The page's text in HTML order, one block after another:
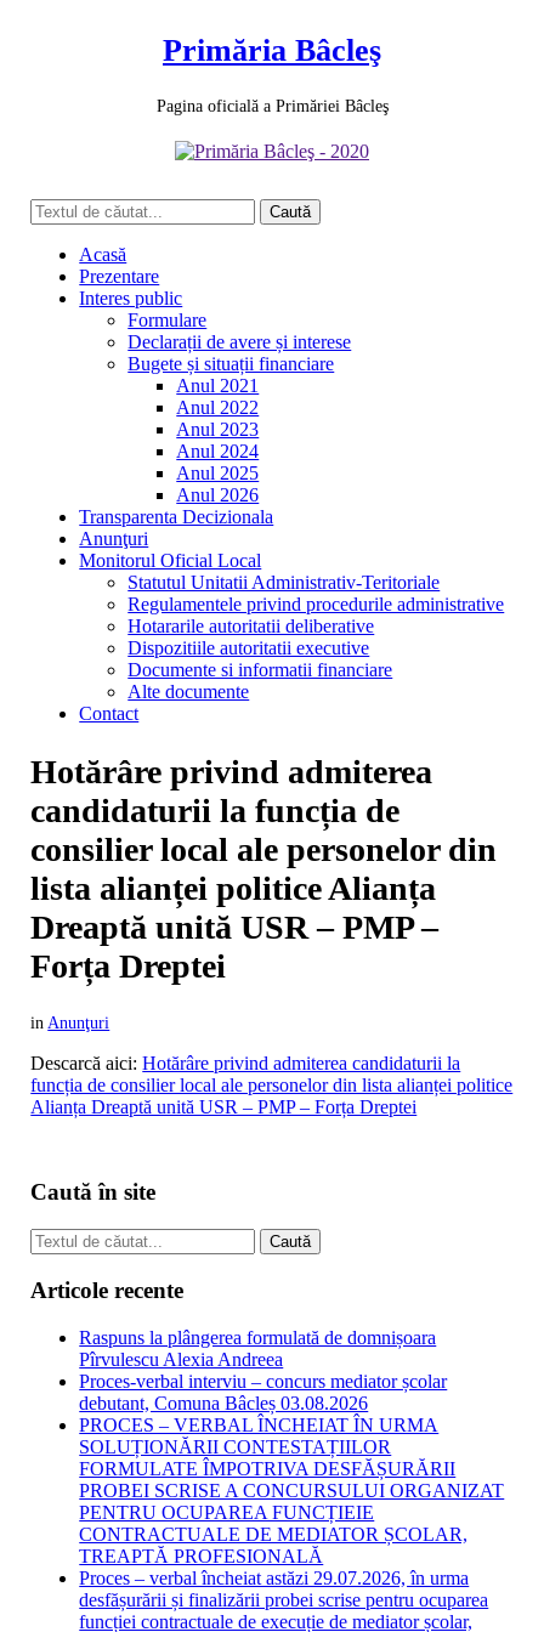
Primăria Bâcleş
Pagina oficială a Primăriei Bâcleş
Acasă
Prezentare
Interes public
Formulare
Declarații de avere și interese
Bugete și situații financiare
Anul 2021
Anul 2022
Anul 2023
Anul 2024
Anul 2025
Anul 2026
Transparenta Decizionala
Anunţuri
Monitorul Oficial Local
Statutul Unitatii Administrativ-Teritoriale
Regulamentele privind procedurile administrative
Hotararile autoritatii deliberative
Dispozitiile autoritatii executive
Documente si informatii financiare
Alte documente
Contact
Hotărâre privind admiterea
candidaturii la funcția de
consilier local ale personelor din
lista alianței politice Alianța
Dreaptă unită USR – PMP –
Forța Dreptei
inAnunţuri
Descarcă aici:Hotărâre privind admiterea candidaturii la
funcția de consilier local ale personelor din lista alianței politice
Alianța Dreaptă unită USR – PMP – Forța Dreptei
Caută în site
Articole recente
Raspuns la plângerea formulată de domnișoara
Pîrvulescu Alexia Andreea
Proces-verbal interviu – concurs mediator școlar
debutant, Comuna Bâcleș 03.08.2026
PROCES – VERBAL ÎNCHEIAT ÎN URMA
SOLUȚIONĂRII CONTESTAȚIILOR
FORMULATE ÎMPOTRIVA DESFĂȘURĂRII
PROBEI SCRISE A CONCURSULUI ORGANIZAT
PENTRU OCUPAREA FUNCȚIEIE
CONTRACTUALE DE MEDIATOR ȘCOLAR,
TREAPTĂ PROFESIONALĂ
Proces – verbal încheiat astăzi 29.07.2026, în urma
desfășurării și finalizării probei scrise pentru ocuparea
funcției contractuale de execuție de mediator școlar,